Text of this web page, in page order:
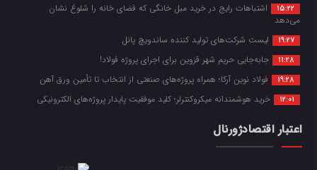
15:22
اشتباهات رایج در خرید مبل خانگی که فضای خانه را شلوغ نشان
می‌دهد
19:27 لیست شرکت‌های تولید کننده ساندویچ پانل
11:28 جابه‌جایی حریم شهر قزوین برای اجرای پروژه فولاد!
19:28 فولاد نوین آرکا؛ همراه پروژه‌های صنعتی از انتخاب تا تأمین ورق آهن
12:01 خرید هوشمندانه میکروکنترلر؛ کلید موفقیت پایدار پروژه‌های الکترونیکی
اعتبار اقتصادژورنال